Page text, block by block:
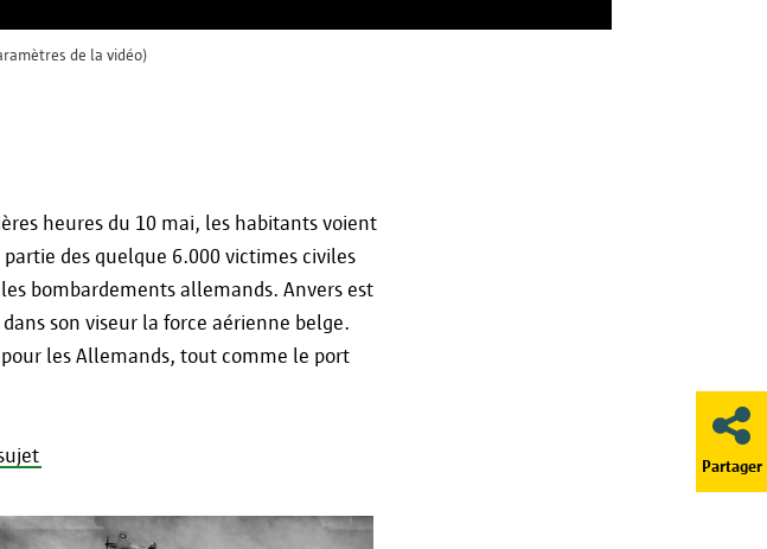
Partager
de la vidéo)
heures du 10 mai, les habitants voient
des quelque 6.000 victimes civiles
bombardements allemands. Anvers est
son viseur la force aérienne belge.
les Allemands, tout comme le port
des Données à cet effet.
Données
déclaration, vous pouvez toujours contacter notre